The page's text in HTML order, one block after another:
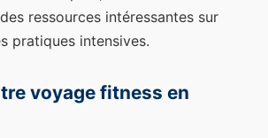
ressources intéressantes sur
pratiques intensives.
voyage fitness en